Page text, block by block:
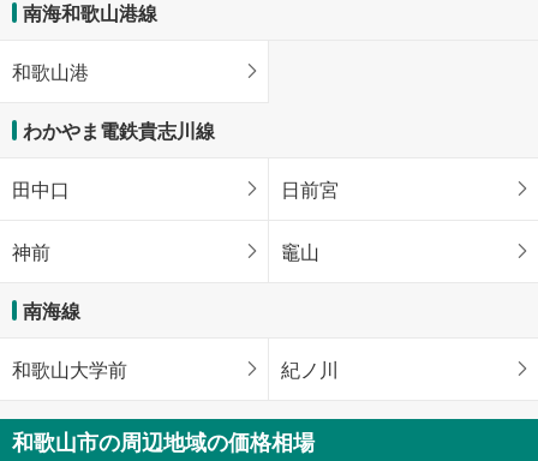
南海和歌山港線
和歌山港
わかやま電鉄貴志川線
田中口 日前宮
神前 竈山
南海線
和歌山大学前 紀ノ川
和歌山市の周辺地域の価格相場